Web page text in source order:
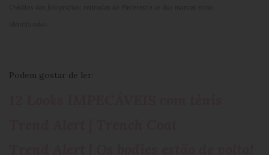
Podem gostar de ler: